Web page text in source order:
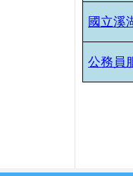
國立溪
公務員